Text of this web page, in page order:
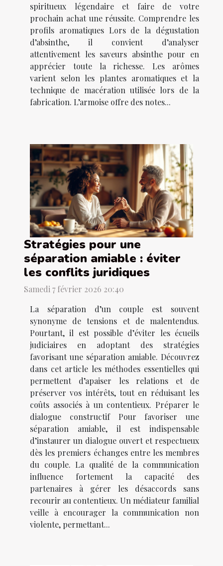
spiritueux légendaire et faire de votre
prochain achat une réussite. Comprendre les
profils aromatiques Lors de la dégustation
d’absinthe, il convient d’analyser
attentivement les saveurs absinthe pour en
apprécier toute la richesse. Les arômes
varient selon les plantes aromatiques et la
technique de macération utilisée lors de la
fabrication. L’armoise offre des notes...
Stratégies pour une
séparation amiable : éviter
les conflits juridiques
Samedi 7 février 2026 20:40
La séparation d’un couple est souvent
synonyme de tensions et de malentendus.
Pourtant, il est possible d’éviter les écueils
judiciaires en adoptant des stratégies
favorisant une séparation amiable. Découvrez
dans cet article les méthodes essentielles qui
permettent d’apaiser les relations et de
préserver vos intérêts, tout en réduisant les
coûts associés à un contentieux. Préparer le
dialogue constructif Pour favoriser une
séparation amiable, il est indispensable
d’instaurer un dialogue ouvert et respectueux
dès les premiers échanges entre les membres
du couple. La qualité de la communication
influence fortement la capacité des
partenaires à gérer les désaccords sans
recourir au contentieux. Un médiateur familial
veille à encourager la communication non
violente, permettant...